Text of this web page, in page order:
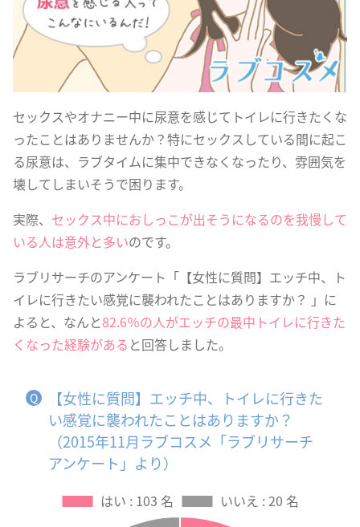
セックスやオナニー中に尿意を感じてトイレに行きたくな
ったことはありませんか？特にセックスしている間に起こ
る尿意は、ラブタイムに集中できなくなったり、雰囲気を
壊してしまいそうで困ります。
実際、 セックス中におしっこが出そうになるのを我慢して
いる人は意外と多いのです。
ラブリサーチのアンケート「【女性に質問】エッチ中、ト
イレに行きたい感覚に襲われたことはありますか？ 」に
よると、なんと82.6％の人がエッチの最中トイレに行きた
くなった経験がある と回答しました。
【女性に質問】エッチ中、トイレに行きた
い感覚に襲われたことはありますか？
（2015年11月ラブコスメ「ラブリサーチ
アンケート」より）